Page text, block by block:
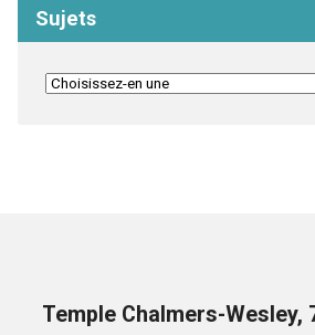
Sujets
Temple Chalmers-Wesley,